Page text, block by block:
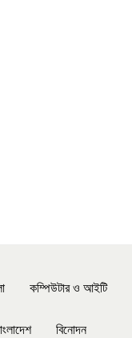
কম্পিউটার ও আইটি
বিনোদন